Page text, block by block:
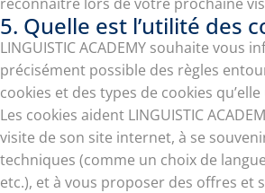
5. Quelle est l’utilité des
LINGUISTIC ACADEMY souhaite vous
précisément possible des règles
cookies et des types de cookies
Les cookies aident LINGUISTIC
visite de son site internet, à se
techniques (comme un choix de
etc.), et à vous proposer des offres et